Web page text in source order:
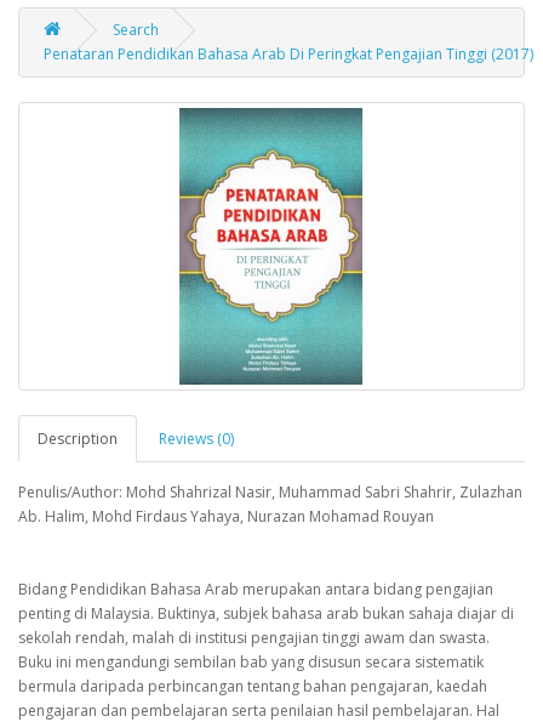
Search
Penataran Pendidikan Bahasa Arab Di Peringkat Pengajian Tinggi (2017)
Description Reviews (0)
Penulis/Author: Mohd Shahrizal Nasir, Muhammad Sabri Shahrir, Zulazhan
Ab. Halim, Mohd Firdaus Yahaya, Nurazan Mohamad Rouyan
Bidang Pendidikan Bahasa Arab merupakan antara bidang pengajian
penting di Malaysia. Buktinya, subjek bahasa arab bukan sahaja diajar di
sekolah rendah, malah di institusi pengajian tinggi awam dan swasta.
Buku ini mengandungi sembilan bab yang disusun secara sistematik
bermula daripada perbincangan tentang bahan pengajaran, kaedah
pengajaran dan pembelajaran serta penilaian hasil pembelajaran. Hal